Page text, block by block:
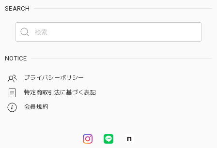
SEARCH
NOTICE
プライバシーポリシー
特定商取引法に基づく表記
会員規約